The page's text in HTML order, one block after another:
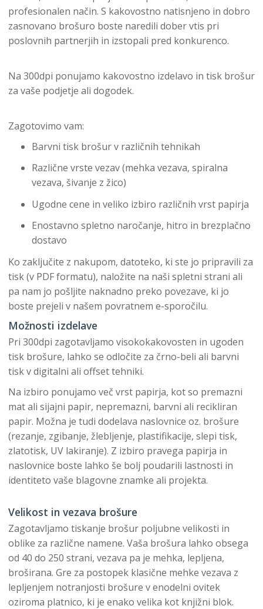
profesionalen način. S kakovostno natisnjeno in dobro
zasnovano brošuro boste naredili dober vtis pri
poslovnih partnerjih in izstopali pred konkurenco.
Na 300dpi ponujamo kakovostno izdelavo in tisk brošur
za vaše podjetje ali dogodek.
Zagotovimo vam:
Barvni tisk brošur v različnih tehnikah
Različne vrste vezav (mehka vezava, spiralna
vezava, šivanje z žico)
Ugodne cene in veliko izbiro različnih vrst papirja
Enostavno spletno naročanje, hitro in brezplačno
dostavo
Ko zaključite z nakupom, datoteko, ki ste jo pripravili za
tisk (v PDF formatu), naložite na naši spletni strani ali
pa nam jo pošljite naknadno preko povezave, ki jo
boste prejeli v našem povratnem e-sporočilu.
Možnosti izdelave
Pri 300dpi zagotavljamo visokokakovosten in ugoden
tisk brošure, lahko se odločite za črno-beli ali barvni
tisk v digitalni ali offset tehniki.
Na izbiro ponujamo več vrst papirja, kot so premazni
mat ali sijajni papir, nepremazni, barvni ali recikliran
papir. Možna je tudi dodelava naslovnice oz. brošure
(rezanje, zgibanje, žlebljenje, plastifikacije, slepi tisk,
zlatotisk, UV lakiranje). Z izbiro pravega papirja in
naslovnice boste lahko še bolj poudarili lastnosti in
identiteto vaše blagovne znamke ali projekta.
Velikost in vezava brošure
Zagotavljamo tiskanje brošur poljubne velikosti in
oblike za različne namene. Vaša brošura lahko obsega
od 40 do 250 strani, vezava pa je mehka, lepljena,
broširana. Gre za postopek klasične mehke vezava z
lepljenjem notranjosti brošure v enodelni ovitek
oziroma platnico, ki je enako velika kot knjižni blok.